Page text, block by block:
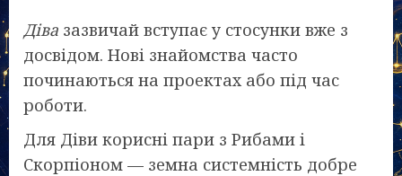
Діва зазвичай вступає у стосунки вже з
досвідом. Нові знайомства часто
починаються на проектах або під час
роботи.
Для Діви корисні пари з Рибами і
Скорпіоном — земна системність добре